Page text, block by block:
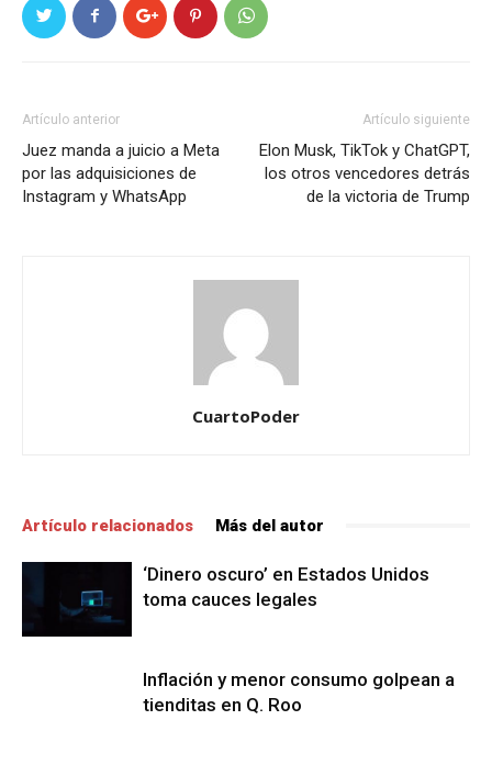
Artículo anterior
Juez manda a juicio a Meta
por las adquisiciones de
Instagram y WhatsApp
Artículo siguiente
Elon Musk, TikTok y ChatGPT,
los otros vencedores detrás
de la victoria de Trump
CuartoPoder
Artículo relacionados Más del autor
‘Dinero oscuro’ en Estados Unidos
toma cauces legales
Inflación y menor consumo golpean a
tienditas en Q. Roo